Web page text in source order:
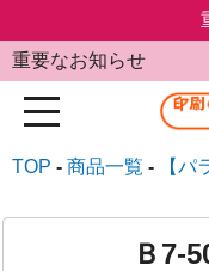
重要なお知らせ
TOP 商品一覧 【
Ｂ7-